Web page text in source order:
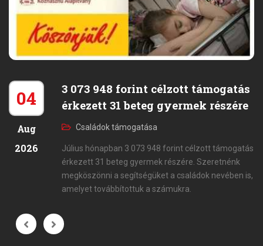
04
Aug
2026
3 073 948 forint célzott támogatás
érkezett 31 beteg gyermek részére
Családok támogatása
Július hónapban 3 073 948 forint célzott támogatás
érkezett 31 beteg gyermek részére. Szeretnénk
megköszönni a segítségüket a családok nevében is,
amelyet továbbítottuk a számukra.